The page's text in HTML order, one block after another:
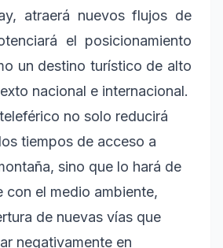
atraerá nuevos flujos de
el posicionamiento
un destino turístico de alto
nacional e internacional.
no solo reducirá
tiempos de acceso a
sino que lo hará de
con el medio ambiente,
de nuevas vías que
negativamente en